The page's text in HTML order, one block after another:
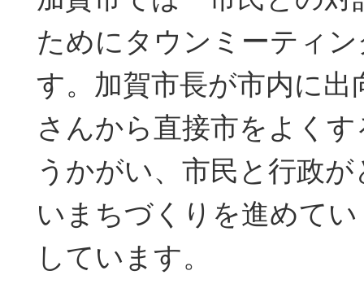
ためにタウンミーティ
す。加賀市長が市内に出
さんから直接市をよく
うかがい、市民と行政
いまちづくりを進めて
しています。